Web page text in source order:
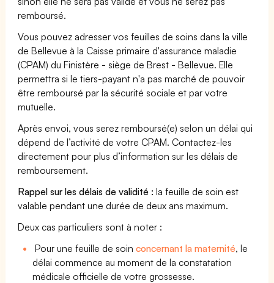
remboursé.
Vous pouvez adresser vos feuilles de soins dans la ville
de Bellevue à la Caisse primaire d'assurance maladie
(CPAM) du Finistère - siège de Brest - Bellevue. Elle
permettra si le tiers-payant n'a pas marché de pouvoir
être remboursé par la sécurité sociale et par votre
mutuelle.
Après envoi, vous serez remboursé(e) selon un délai qui
dépend de l’activité de votre CPAM. Contactez-les
directement pour plus d’information sur les délais de
remboursement.
Rappel sur les délais de validité : la feuille de soin est
valable pendant une durée de deux ans maximum.
Deux cas particuliers sont à noter :
Pour une feuille de soinconcernant la maternité, le
délai commence au moment de la constatation
médicale officielle de votre grossesse.